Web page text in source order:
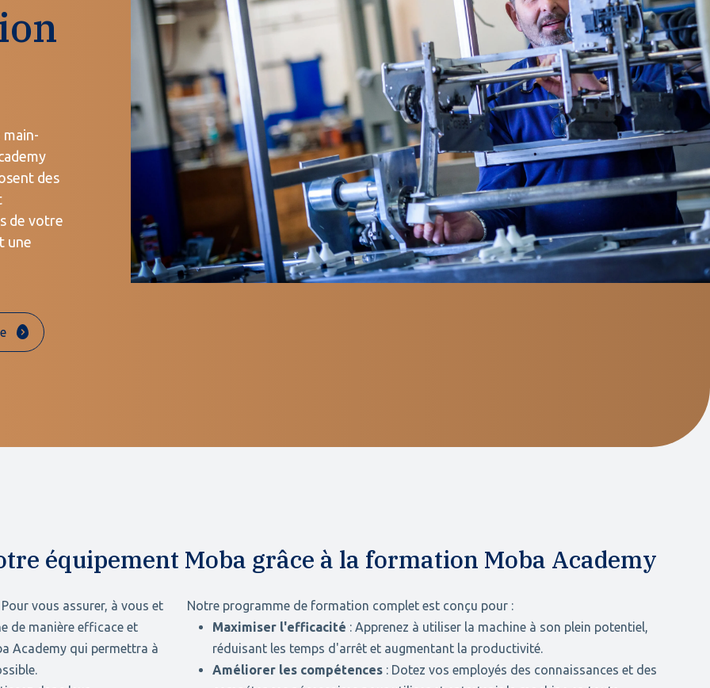
des
de votre
une
équipement Moba grâce à la formation Moba Academy
vous assurer, à vous et
de manière efficace et
Academy qui permettra à
Notre programme de formation complet est conçu pour :
Maximiser l'efficacité : Apprenez à utiliser la machine à son plein potentiel,
réduisant les temps d'arrêt et augmentant la productivité.
Améliorer les compétences : Dotez vos employés des connaissances et des